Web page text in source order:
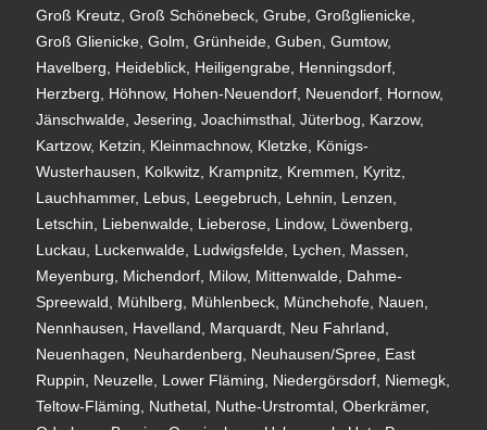
Groß Kreutz, Groß Schönebeck, Grube, Großglienicke,
Groß Glienicke, Golm, Grünheide, Guben, Gumtow,
Havelberg, Heideblick, Heiligengrabe, Henningsdorf,
Herzberg, Höhnow, Hohen-Neuendorf, Neuendorf, Hornow,
Jänschwalde, Jesering, Joachimsthal, Jüterbog, Karzow,
Kartzow, Ketzin, Kleinmachnow, Kletzke, Königs-
Wusterhausen, Kolkwitz, Krampnitz, Kremmen, Kyritz,
Lauchhammer, Lebus, Leegebruch, Lehnin, Lenzen,
Letschin, Liebenwalde, Lieberose, Lindow, Löwenberg,
Luckau, Luckenwalde, Ludwigsfelde, Lychen, Massen,
Meyenburg, Michendorf, Milow, Mittenwalde, Dahme-
Spreewald, Mühlberg, Mühlenbeck, Münchehofe, Nauen,
Nennhausen, Havelland, Marquardt, Neu Fahrland,
Neuenhagen, Neuhardenberg, Neuhausen/Spree, East
Ruppin, Neuzelle, Lower Fläming, Niedergörsdorf, Niemegk,
Teltow-Fläming, Nuthetal, Nuthe-Urstromtal, Oberkrämer,